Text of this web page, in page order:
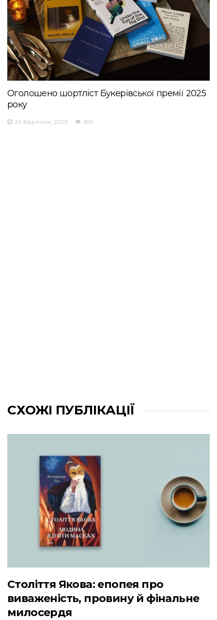
Оголошено шортліст Букерівської премії 2025
року
24 Вересня, 2025 699
СХОЖІ ПУБЛІКАЦІЇ
Століття Якова: епопея про
виваженість, провину й фінальне
милосердя